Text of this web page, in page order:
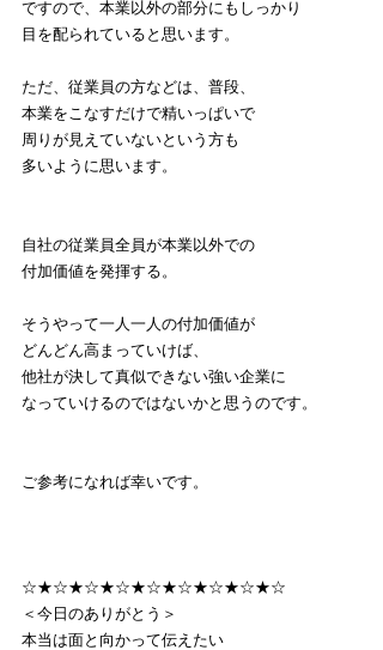
ですので、本業以外の部分にもしっかり
目を配られていると思います。
ただ、従業員の方などは、普段、
本業をこなすだけで精いっぱいで
周りが見えていないという方も
多いように思います。
自社の従業員全員が本業以外での
付加価値を発揮する。
そうやって一人一人の付加価値が
どんどん高まっていけば、
他社が決して真似できない強い企業に
なっていけるのではないかと思うのです。
ご参考になれば幸いです。
☆★☆★☆★☆★☆★☆★☆★☆★☆
＜今日のありがとう＞
本当は面と向かって伝えたい